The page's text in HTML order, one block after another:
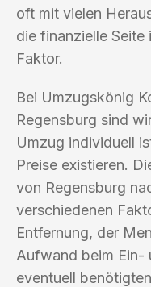
oft mit vielen
die finanzielle
Faktor.
Bei Umzugskönig
Regensburg sind
Umzug individuell
Preise existieren.
von Regensburg
verschiedenen
Entfernung, der
Aufwand beim Ein-
eventuell